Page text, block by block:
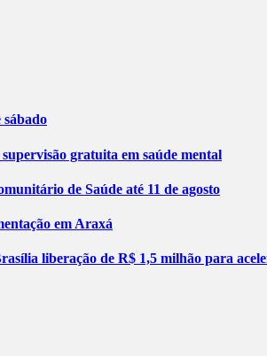
sábado
gratuita em saúde mental
de Saúde até 11 de agosto
em Araxá
liberação de R$ 1,5 milhão para